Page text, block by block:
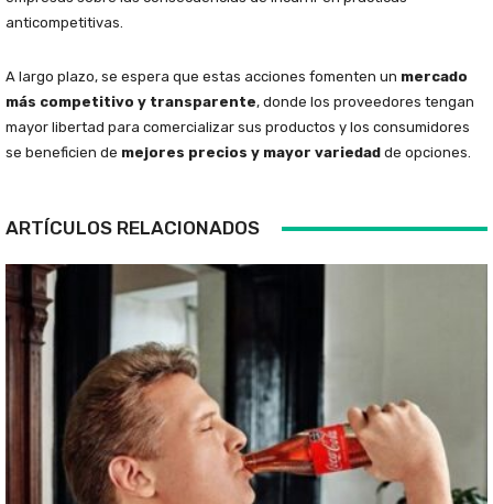
anticompetitivas.
A largo plazo, se espera que estas acciones fomenten un mercado
más competitivo y transparente, donde los proveedores tengan
mayor libertad para comercializar sus productos y los consumidores
se beneficien de mejores precios y mayor variedad de opciones.
ARTÍCULOS RELACIONADOS